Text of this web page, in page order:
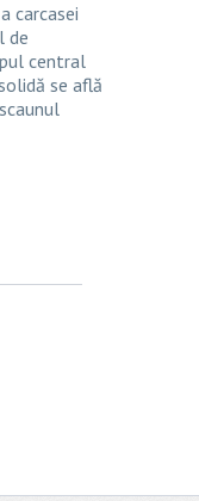
carcasei
de
central
se află